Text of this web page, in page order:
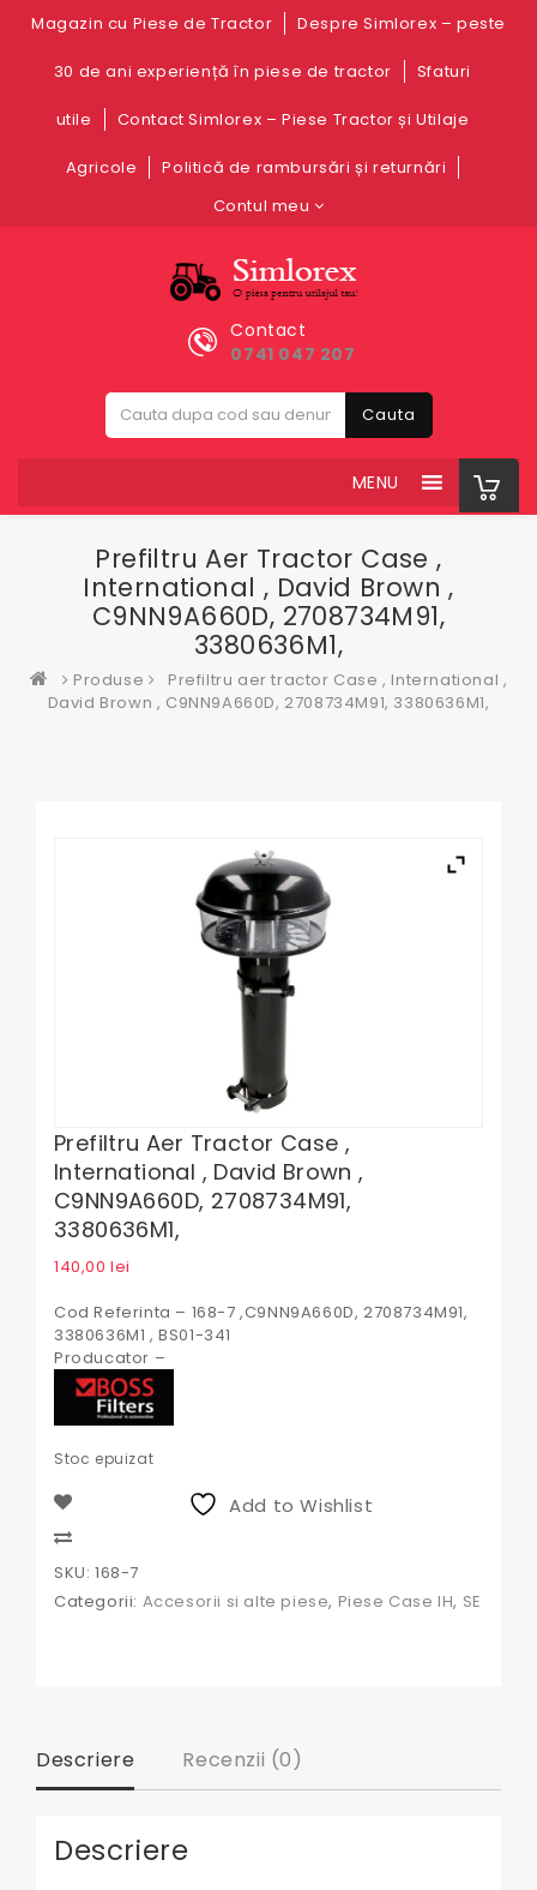
Magazin cu Piese de Tractor Despre Simlorex – peste
30 de ani experiență în piese de tractor Sfaturi
utile Contact Simlorex – Piese Tractor și Utilaje
Agricole
Politică de rambursări și returnări
Contul meu
Contact
0741 047 207
Cauta
MENU
Prefiltru Aer Tractor Case ,
International , David Brown ,
C9NN9A660D, 2708734M91,
3380636M1,
Produse
Prefiltru aer tractor Case , International ,
David Brown , C9NN9A660D, 2708734M91, 3380636M1,
Prefiltru Aer Tractor Case ,
International , David Brown ,
C9NN9A660D, 2708734M91,
3380636M1,
140,00lei
Cod Referinta – 168-7 ,C9NN9A660D, 2708734M91,
3380636M1 , BS01-341
Producator –
Stoc epuizat
Add to Wishlist
SKU: 168-7
Categorii: Accesorii si alte piese, Piese Case IH, SE
Descriere Recenzii (0)
Descriere